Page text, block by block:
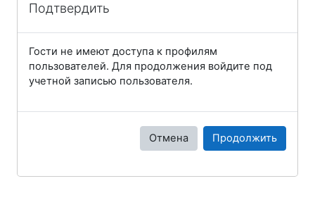
Подтвердить
Гости не имеют доступа к профилям
пользователей. Для продолжения войдите под
учетной записью пользователя.
Отмена Продолжить